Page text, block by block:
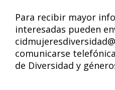
Para recibir mayor
interesadas pueden
comunicarse
de Diversidad y